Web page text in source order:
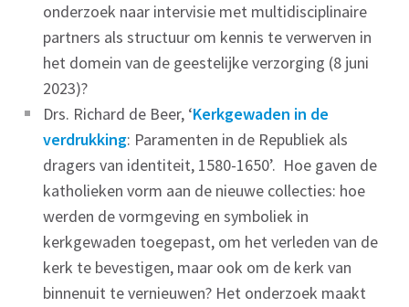
onderzoek naar intervisie met multidisciplinaire
partners als structuur om kennis te verwerven in
het domein van de geestelijke verzorging (8 juni
2023)?
Drs. Richard de Beer, ‘Kerkgewaden in de
verdrukking: Paramenten in de Republiek als
dragers van identiteit, 1580-1650’. Hoe gaven de
katholieken vorm aan de nieuwe collecties: hoe
werden de vormgeving en symboliek in
kerkgewaden toegepast, om het verleden van de
kerk te bevestigen, maar ook om de kerk van
binnenuit te vernieuwen? Het onderzoek maakt